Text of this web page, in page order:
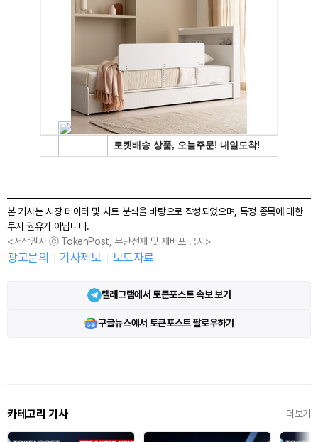
본 기사는 시장 데이터 및 차트 분석을 바탕으로 작성되었으며, 특정 종목에 대한
투자 권유가 아닙니다.
<저작권자 ⓒ TokenPost, 무단전재 및 재배포 금지>
광고문의 기사제보 보도자료
텔레그램에서 토큰포스트 속보 보기
구글뉴스에서 토큰포스트 팔로우하기
카테고리 기사 더보기